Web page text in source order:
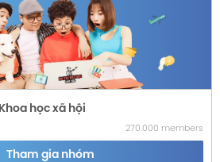
Khoa học xã hội
270.000 members
Tham gia nhóm